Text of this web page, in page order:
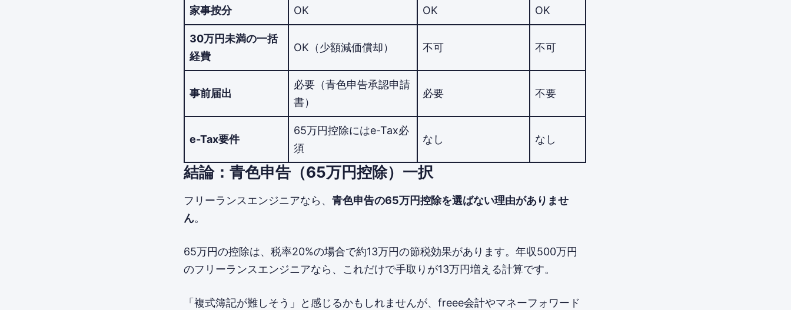
家事按分 OK OK OK
30万円未満の一括
経費
OK（少額減価償却） 不可 不可
事前届出
必要（青色申告承認申請
書）
必要 不要
e-Tax要件
65万円控除にはe-Tax必
須
なし なし
結論：青色申告（65万円控除）一択
フリーランスエンジニアなら、 青色申告の65万円控除を選ばない理由がありませ
ん。
65万円の控除は、税率20%の場合で約13万円の節税効果があります。年収500万円
のフリーランスエンジニアなら、これだけで手取りが13万円増える計算です。
「複式簿記が難しそう」と感じるかもしれませんが、freee会計やマネーフォワード